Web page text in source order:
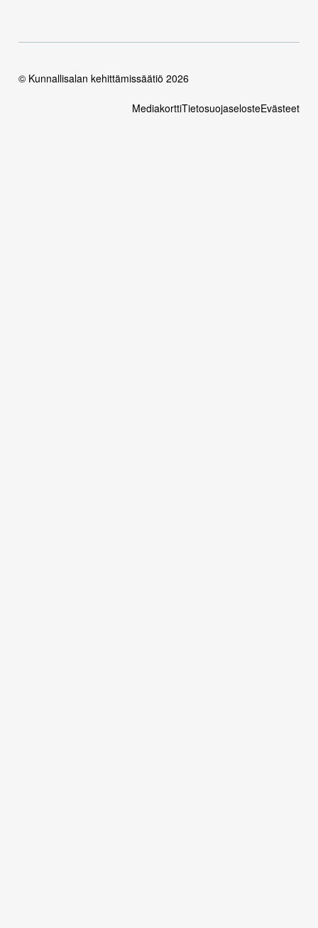
© Kunnallisalan kehittämissäätiö 2026
MediakorttiTietosuojaselosteEvästeet